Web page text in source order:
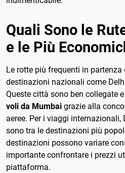
Quali Sono le
e le Più
Le rotte più frequenti in
destinazioni nazionali come
Queste città sono ben collegate
voli da Mumbai grazie alla
aeree. Per i viaggi internazionali,
sono tra le destinazioni più
destinazioni possono variare
importante confrontare i prezzi
piattaforma.